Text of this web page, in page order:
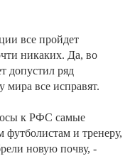
все пройдет
никаких. Да, во
допустил ряд
мира все исправят.
к РФС самые
футболистам и тренеру,
новую почву, -